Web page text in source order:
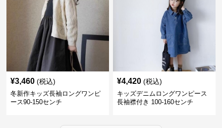
¥3,460 (税込)
冬新作キッズ長袖ロングワンピ
ース90-150センチ
¥4,420 (税込)
キッズデニムロングワンピース
長袖襟付き 100-160センチ